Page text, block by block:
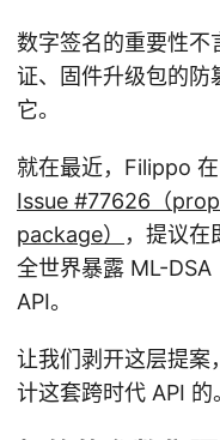
数字签名的重要性不
证、固件升级包的防
它。
就在最近，Filippo
Issue #77626（
package）
，提议在
全世界暴露 ML-
API。
让我们剥开这层提案
计这套跨时代 API 的